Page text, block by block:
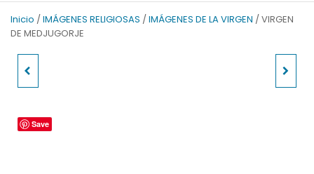
S
Inicio / IMÁGENES RELIGIOSAS / IMÁGENES DE LA VIRGEN / VIRGEN
DE MEDJUGORJE
Save